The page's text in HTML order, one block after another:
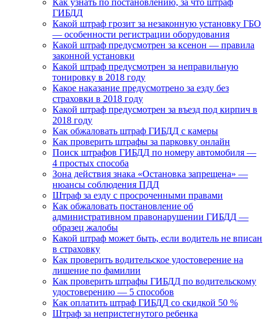
Как узнать по постановлению, за что штраф
ГИБДД
Какой штраф грозит за незаконную установку ГБО
— особенности регистрации оборудования
Какой штраф предусмотрен за ксенон — правила
законной установки
Какой штраф предусмотрен за неправильную
тонировку в 2018 году
Какое наказание предусмотрено за езду без
страховки в 2018 году
Какой штраф предусмотрен за въезд под кирпич в
2018 году
Как обжаловать штраф ГИБДД с камеры
Как проверить штрафы за парковку онлайн
Поиск штрафов ГИБДД по номеру автомобиля —
4 простых способа
Зона действия знака «Остановка запрещена» —
нюансы соблюдения ПДД
Штраф за езду с просроченными правами
Как обжаловать постановление об
административном правонарушении ГИБДД —
образец жалобы
Какой штраф может быть, если водитель не вписан
в страховку
Как проверить водительское удостоверение на
лишение по фамилии
Как проверить штрафы ГИБДД по водительскому
удостоверению — 5 способов
Как оплатить штраф ГИБДД со скидкой 50 %
Штраф за непристегнутого ребенка